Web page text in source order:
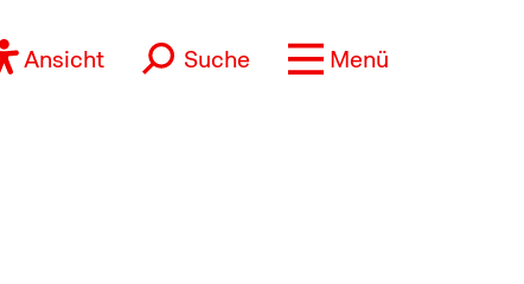
Ansicht Suche Menü